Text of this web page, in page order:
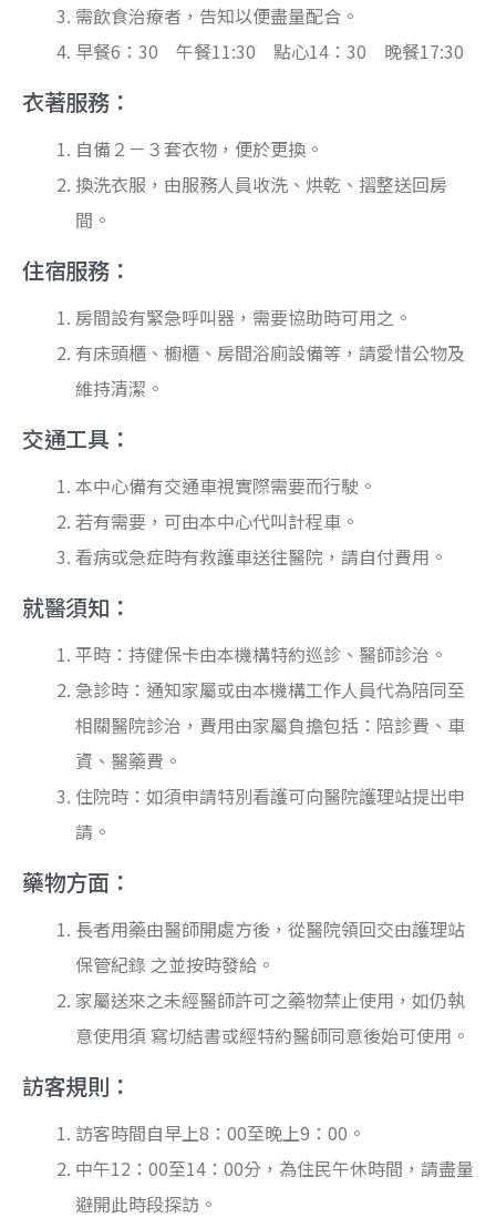
需飲食治療者，告知以便盡量配合。
早餐6：30 午餐11:30 點心14：30 晚餐17:30
衣著服務：
自備２－３套衣物，便於更換。
換洗衣服，由服務人員收洗、烘乾、摺整送回房
間。
住宿服務：
房間設有緊急呼叫器，需要協助時可用之。
有床頭櫃、櫥櫃、房間浴廁設備等，請愛惜公物及
維持清潔。
交通工具：
本中心備有交通車視實際需要而行駛。
若有需要，可由本中心代叫計程車。
看病或急症時有救護車送往醫院，請自付費用。
就醫須知：
平時：持健保卡由本機構特約巡診、醫師診治。
急診時：通知家屬或由本機構工作人員代為陪同至
相關醫院診治，費用由家屬負擔包括：陪診費、車
資、醫藥費。
住院時：如須申請特別看護可向醫院護理站提出申
請。
藥物方面：
長者用藥由醫師開處方後，從醫院領回交由護理站
保管紀錄 之並按時發給。
家屬送來之未經醫師許可之藥物禁止使用，如仍執
意使用須 寫切結書或經特約醫師同意後始可使用。
訪客規則：
訪客時間自早上8：00至晚上9：00。
中午12：00至14：00分，為住民午休時間，請盡量
避開此時段探訪。